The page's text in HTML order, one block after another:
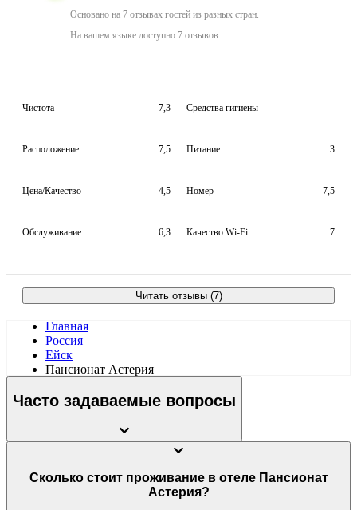
Основано на 7 отзывах гостей из разных стран.
На вашем языке доступно 7 отзывов
Чистота 7,3 Средства гигиены
Расположение 7,5 Питание 3
Цена/Качество 4,5 Номер 7,5
Обслуживание 6,3 Качество Wi-Fi 7
Читать отзывы (7)
Главная
Россия
Ейск
Пансионат Астерия
Часто задаваемые вопросы
Сколько стоит проживание в отеле Пансионат
Астерия?